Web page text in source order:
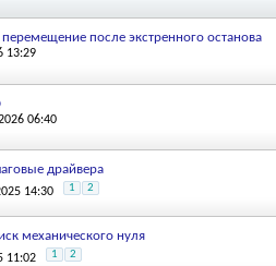
после экстренного останова
13:29
06:40
драйвера
14:30 1 2
механического нуля
11:02 1 2